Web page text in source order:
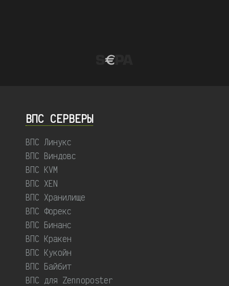
ВПС СЕРВЕРЫ
ВПС Линукс
ВПС Виндовс
ВПС KVM
ВПС XEN
ВПС Хранилище
ВПС Форекс
ВПС Бинанс
ВПС Кракен
ВПС Кукойн
ВПС Байбит
ВПС для Zennoposter